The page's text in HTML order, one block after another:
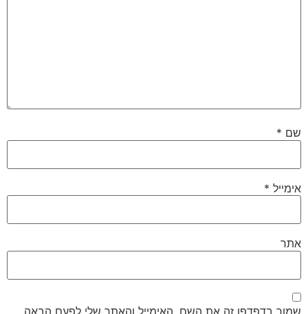
שם *
אימייל *
אתר
שמור בדפדפן זה את השם, האימייל והאתר שלי לפעם הבאה